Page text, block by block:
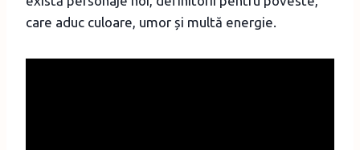
care aduc culoare, umor și multă energie.